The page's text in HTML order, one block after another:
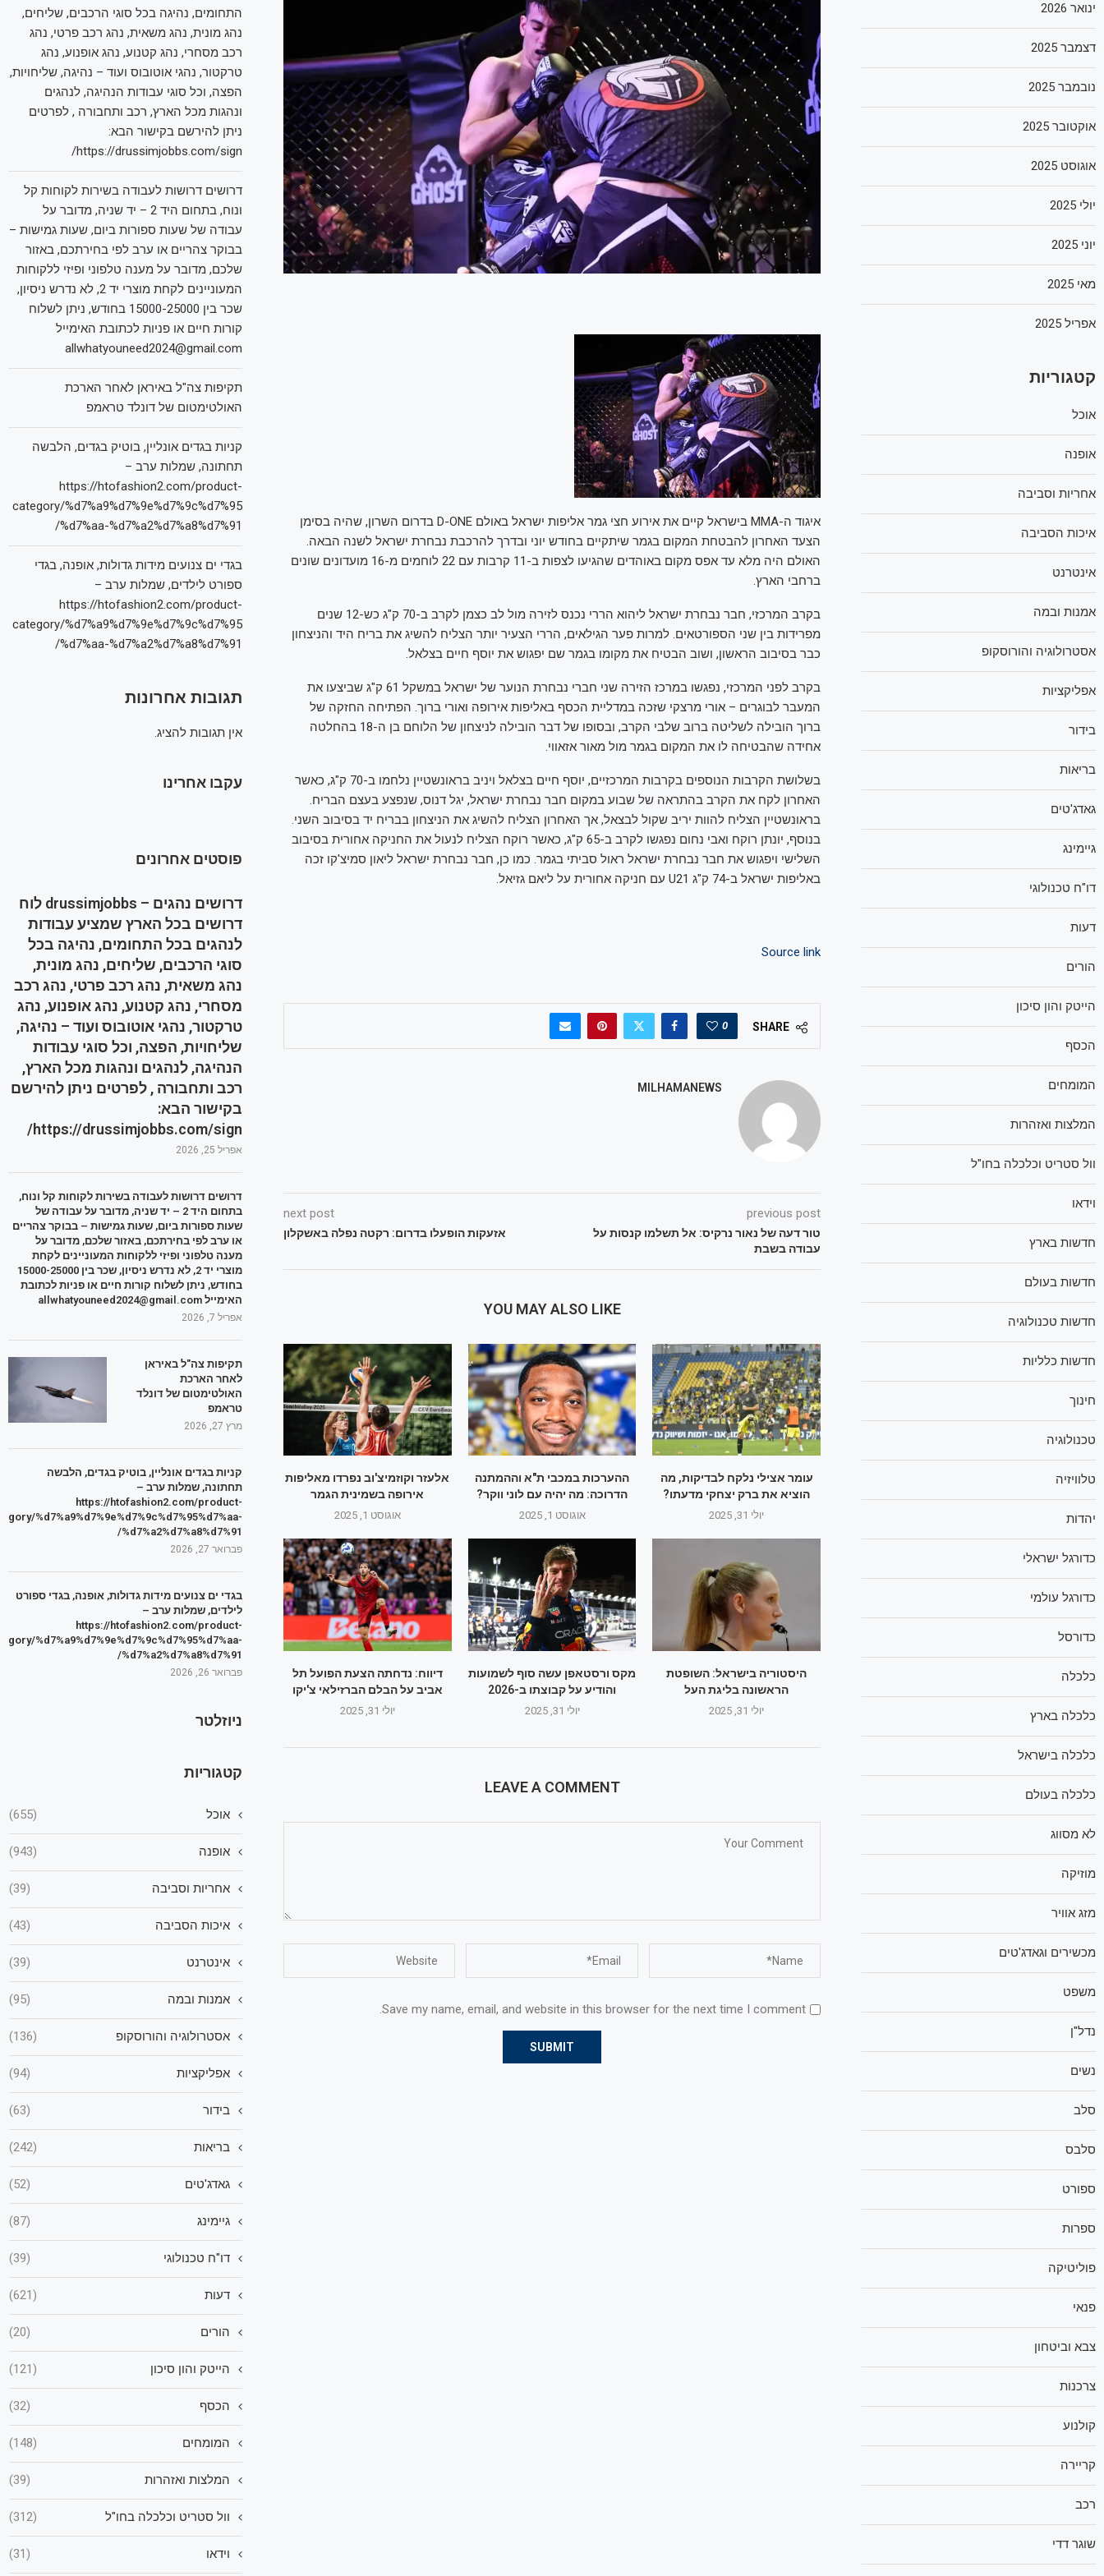
איגוד ה-MMA בישראל קיים את אירוע חצי גמר אליפות ישראל באולם D-ONE בדרום השרון, שהיה בסימן
הצעד האחרון להבטחת המקום בגמר שיתקיים בחודש יוני ובדרך להרכבת נבחרת ישראל לשנה הבאה.
האולם היה מלא עד אפס מקום באוהדים שהגיעו לצפות ב-11 קרבות עם 22 לוחמים מ-16 מועדונים שונים
ברחבי הארץ.
בקרב המרכזי, חבר נבחרת ישראל ליהוא הררי נכנס לזירה מול לב כצמן לקרב ב-70 ק"ג כש-12 שנים
מפרידות בין שני הספורטאים. למרות פער הגילאים, הררי הצעיר יותר הצליח להשיג את בריח היד והניצחון
כבר בסיבוב הראשון, ושוב הבטיח את מקומו בגמר שם יפגוש את יוסף חיים בצלאל.
בקרב לפני המרכזי, נפגשו במרכז הזירה שני חברי נבחרת הנוער של ישראל במשקל 61 ק"ג שביצעו את
המעבר לבוגרים – אורי מרצקי שזכה במדליית הכסף באליפות אירופה ואורי ברוך. הפתיחה החזקה של
ברוך הובילה לשליטה ברוב שלבי הקרב, ובסופו של דבר הובילה לניצחון של הלוחם בן ה-18 בהחלטה
אחידה שהבטיחה לו את המקום בגמר מול מאור אזאווי.
בשלושת הקרבות הנוספים בקרבות המרכזיים, יוסף חיים בצלאל ויניב בראונשטיין נלחמו ב-70 ק"ג, כאשר
האחרון לקח את הקרב בהתראה של שבוע במקום חבר נבחרת ישראל, יגל דנוס, שנפצע בעצם הבריח.
בראונשטיין הצליח להוות יריב שקול לבצאל, אך האחרון הצליח להשיג את הניצחון בבריח יד בסיבוב השני.
בנוסף, יונתן רוקח ואבי נחום נפגשו לקרב ב-65 ק"ג, כאשר רוקח הצליח לנעול את החניקה אחורית בסיבוב
השלישי ויפגוש את חבר נבחרת ישראל ראול סביתי בגמר. כמו כן, חבר נבחרת ישראל ליאון סמיצ'קו זכה
באליפות ישראל ב-74 ק"ג U21 עם חניקה אחורית על ליאם גזיאל.
Source link
SHARE
0
MILHAMANEWS
previous post
טור דעה של נאור נרקיס: אל תשלמו קנסות על
עבודה בשבת
next post
אזעקות הופעלו בדרום: רקטה נפלה באשקלון
YOU MAY ALSO LIKE
אלעזר וקוזמיצ'וב נפרדו מאליפות
אירופה בשמינית הגמר
אוגוסט 1, 2025
ההערכות במכבי ת"א וההמתנה
הדרוכה: מה יהיה עם לוני ווקר?
אוגוסט 1, 2025
עומר אצילי נלקח לבדיקות, מה
הוציא את ברק יצחקי מדעתו?
יולי 31, 2025
דיווח: נדחתה הצעת הפועל תל
אביב על הבלם הברזילאי צ'יקו
יולי 31, 2025
מקס ורסטאפן עשה סוף לשמועות
והודיע על קבוצתו ב-2026
יולי 31, 2025
היסטוריה בישראל: השופטת
הראשונה בליגת העל
יולי 31, 2025
LEAVE A COMMENT
Save my name, email, and website in this browser for the next time I comment.
התחומים, נהיגה בכל סוגי הרכבים, שליחים,
נהג מונית, נהג משאית, נהג רכב פרטי, נהג
רכב מסחרי, נהג קטנוע, נהג אופנוע, נהג
טרקטור, נהגי אוטובוס ועוד – נהיגה, שליחויות,
הפצה, וכל סוגי עבודות הנהיגה, לנהגים
ונהגות מכל הארץ, רכב ותחבורה , לפרטים
ניתן להירשם בקישור הבא:
https://drussimjobbs.com/sign/
דרושים דרושות לעבודה בשירות לקוחות קל
ונוח, בתחום היד 2 – יד שניה, מדובר על
עבודה של שעות ספורות ביום, שעות גמישות –
בבוקר צהריים או ערב לפי בחירתכם, באזור
שלכם, מדובר על מענה טלפוני ופיזי ללקוחות
המעוניינים לקחת מוצרי יד 2, לא נדרש ניסיון,
שכר בין 15000-25000 בחודש, ניתן לשלוח
קורות חיים או פניות לכתובת האימייל
allwhatyouneed2024@gmail.com
תקיפות צה"ל באיראן לאחר הארכת
האולטימטום של דונלד טראמפ
קניות בגדים אונליין, בוטיק בגדים, הלבשה
תחתונה, שמלות ערב –
https://htofashion2.com/product-
category/%d7%a9%d7%9e%d7%9c%d7%95
%d7%aa-%d7%a2%d7%a8%d7%91/
בגדי ים צנועים מידות גדולות, אופנה, בגדי
ספורט לילדים, שמלות ערב –
https://htofashion2.com/product-
category/%d7%a9%d7%9e%d7%9c%d7%95
%d7%aa-%d7%a2%d7%a8%d7%91/
תגובות אחרונות
אין תגובות להציג.
עקבו אחרינו
פוסטים אחרונים
דרושים נהגים – drussimjobbs לוח
דרושים בכל הארץ שמציע עבודות
לנהגים בכל התחומים, נהיגה בכל
סוגי הרכבים, שליחים, נהג מונית,
נהג משאית, נהג רכב פרטי, נהג רכב
מסחרי, נהג קטנוע, נהג אופנוע, נהג
טרקטור, נהגי אוטובוס ועוד – נהיגה,
שליחויות, הפצה, וכל סוגי עבודות
הנהיגה, לנהגים ונהגות מכל הארץ,
רכב ותחבורה , לפרטים ניתן להירשם
בקישור הבא:
https://drussimjobbs.com/sign/
אפריל 25, 2026
דרושים דרושות לעבודה בשירות לקוחות קל ונוח,
בתחום היד 2 – יד שניה, מדובר על עבודה של
שעות ספורות ביום, שעות גמישות – בבוקר צהריים
או ערב לפי בחירתכם, באזור שלכם, מדובר על
מענה טלפוני ופיזי ללקוחות המעוניינים לקחת
מוצרי יד 2, לא נדרש ניסיון, שכר בין 15000-25000
בחודש, ניתן לשלוח קורות חיים או פניות לכתובת
האימייל allwhatyouneed2024@gmail.com
אפריל 7, 2026
תקיפות צה"ל באיראן
לאחר הארכת
האולטימטום של דונלד
טראמפ
מרץ 27, 2026
קניות בגדים אונליין, בוטיק בגדים, הלבשה
תחתונה, שמלות ערב –
https://htofashion2.com/product-
%d7%a9%d7%9e%d7%9c%d7%95%d7%aa-
%d7%a2%d7%a8%d7%91/
פברואר 27, 2026
בגדי ים צנועים מידות גדולות, אופנה, בגדי ספורט
לילדים, שמלות ערב –
https://htofashion2.com/product-
%d7%a9%d7%9e%d7%9c%d7%95%d7%aa-
%d7%a2%d7%a8%d7%91/
פברואר 26, 2026
ניוזלטר
קטגוריות
אוכל (655)
אופנה (943)
אחריות וסביבה (39)
איכות הסביבה (43)
אינטרנט (39)
אמנות ובמה (95)
אסטרולוגיה והורוסקופ (136)
אפליקציות (94)
בידור (63)
בריאות (242)
גאדג'טים (52)
גיימינג (87)
דו"ח טכנולוגי (39)
דעות (621)
הורים (20)
הייטק והון סיכון (121)
הכסף (32)
המומחים (148)
המלצות ואזהרות (39)
וול סטריט וכלכלה בחו"ל (312)
וידאו (31)
ינואר 2026
דצמבר 2025
נובמבר 2025
אוקטובר 2025
אוגוסט 2025
יולי 2025
יוני 2025
מאי 2025
אפריל 2025
קטגוריות
אוכל
אופנה
אחריות וסביבה
איכות הסביבה
אינטרנט
אמנות ובמה
אסטרולוגיה והורוסקופ
אפליקציות
בידור
בריאות
גאדג'טים
גיימינג
דו"ח טכנולוגי
דעות
הורים
הייטק והון סיכון
הכסף
המומחים
המלצות ואזהרות
וול סטריט וכלכלה בחו"ל
וידאו
חדשות בארץ
חדשות בעולם
חדשות טכנולוגיה
חדשות כלליות
חינוך
טכנולוגיה
טלוויזיה
יהדות
כדורגל ישראלי
כדורגל עולמי
כדורסל
כלכלה
כלכלה בארץ
כלכלה בישראל
כלכלה בעולם
לא מסווג
מוזיקה
מזג אוויר
מכשירים וגאדג'טים
משפט
נדל"ן
נשים
סלב
סלבס
ספורט
ספרות
פוליטיקה
פנאי
צבא וביטחון
צרכנות
קולנוע
קריירה
רכב
שוגר דדי